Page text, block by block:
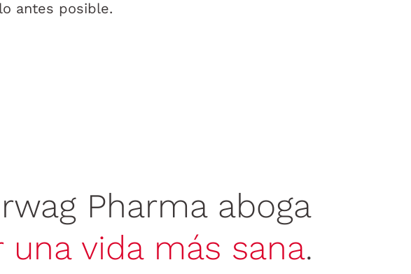
antes posible.
Pharma aboga
una vida más sana.